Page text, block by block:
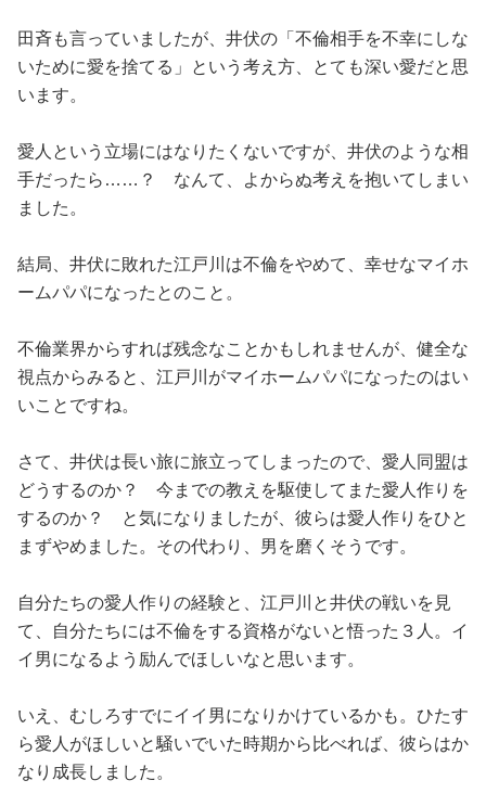
田斉も言っていましたが、井伏の「不倫相手を不幸にしな
いために愛を捨てる」という考え方、とても深い愛だと思
います。
愛人という立場にはなりたくないですが、井伏のような相
手だったら……？ なんて、よからぬ考えを抱いてしまい
ました。
結局、井伏に敗れた江戸川は不倫をやめて、幸せなマイホ
ームパパになったとのこと。
不倫業界からすれば残念なことかもしれませんが、健全な
視点からみると、江戸川がマイホームパパになったのはい
いことですね。
さて、井伏は長い旅に旅立ってしまったので、愛人同盟は
どうするのか？ 今までの教えを駆使してまた愛人作りを
するのか？ と気になりましたが、彼らは愛人作りをひと
まずやめました。その代わり、男を磨くそうです。
自分たちの愛人作りの経験と、江戸川と井伏の戦いを見
て、自分たちには不倫をする資格がないと悟った３人。イ
イ男になるよう励んでほしいなと思います。
いえ、むしろすでにイイ男になりかけているかも。ひたす
ら愛人がほしいと騒いでいた時期から比べれば、彼らはか
なり成長しました。